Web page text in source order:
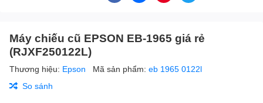
Máy chiếu cũ EPSON EB-1965 giá rẻ
(RJXF250122L)
Thương hiệu: Epson Mã sản phẩm: eb 1965 0122l
So sánh